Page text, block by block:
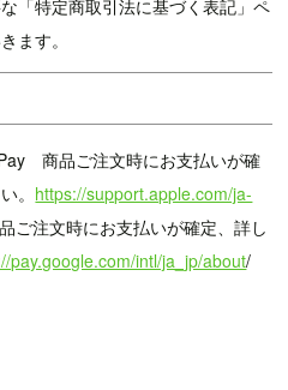
「特定商取引法に基づく表記」ペ
ます。
商品ご注文時にお支払いが確
。 https://support.apple.com/ja-
ご注文時にお支払いが確定、詳し
pay.google.com/intl/ja_jp/about/